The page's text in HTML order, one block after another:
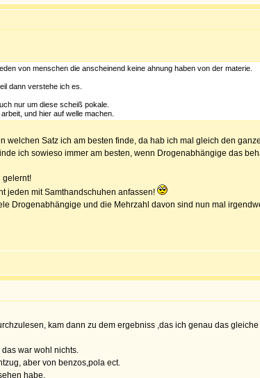
von menschen die anscheinend keine ahnung haben von der materie.
dann verstehe ich es.
nur um diese scheiß pokale.
und hier auf welle machen.
welchen Satz ich am besten finde, da hab ich mal gleich den
ich sowieso immer am besten, wenn Drogenabhängige das
gelernt!
jeden mit Samthandschuhen anfassen!
Drogenabhängige und die Mehrzahl davon sind nun mal
kam dann zu dem ergebniss ,das ich genau das
war wohl nichts.
aber von benzos,pola ect.
habe.